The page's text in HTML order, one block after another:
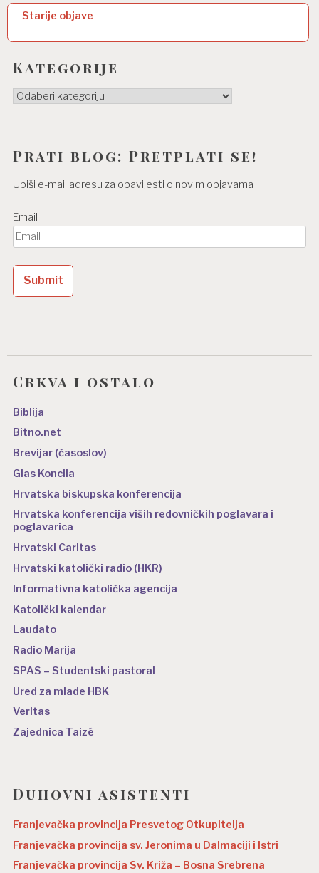
N
a
v
i
g
a
c
i
a
o
b
j
Starije objave
Kategorije
Kategorije
Prati blog: Pretplati se!
Upiši e-mail adresu za obavijesti o novim objavama
Email
Crkva i ostalo
Biblija
Bitno.net
Brevijar (časoslov)
Glas Koncila
Hrvatska biskupska konferencija
Hrvatska konferencija viših redovničkih poglavara i
poglavarica
Hrvatski Caritas
Hrvatski katolički radio (HKR)
Informativna katolička agencija
Katolički kalendar
Laudato
Radio Marija
SPAS – Studentski pastoral
Ured za mlade HBK
Veritas
Zajednica Taizé
Duhovni asistenti
Franjevačka provincija Presvetog Otkupitelja
Franjevačka provincija sv. Jeronima u Dalmaciji i Istri
Franjevačka provincija Sv. Križa – Bosna Srebrena